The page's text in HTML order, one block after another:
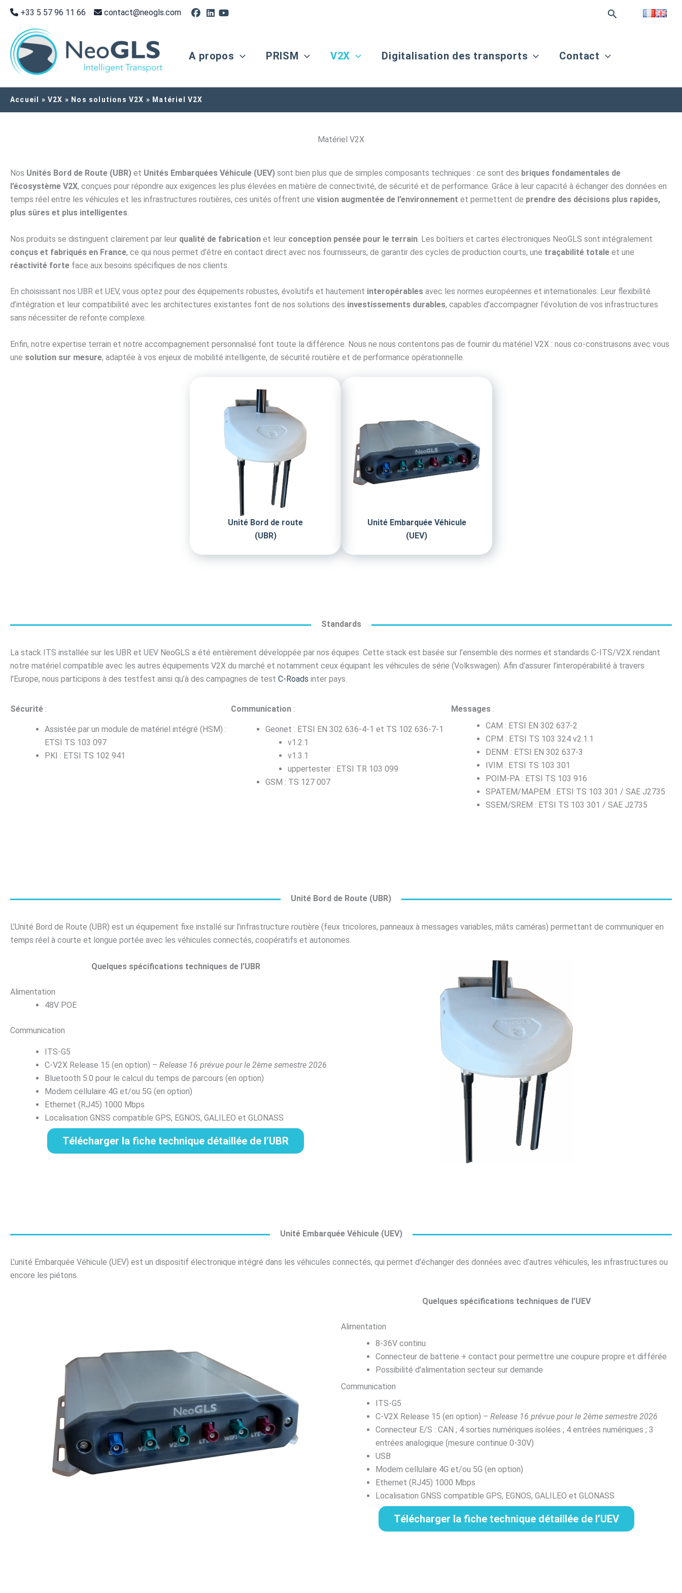
Aller
contenu
+33 5 57 96 11 66 contact@neogls.com Rechercher
A propos PRISM V2X Digitalisation des transports Contact
Accueil V2X Nos solutions V2X Matériel V2X
Matériel V2X
Nos Unités Bord de Route (UBR) et Unités Embarquées Véhicule (UEV) sont bien plus que de simples composants techniques : ce sont des briques fondamentales de
l’écosystème V2X, conçues pour répondre aux exigences les plus élevées en matière de connectivité, de sécurité et de performance. Grâce à leur capacité à échanger des données en
temps réel entre les véhicules et les infrastructures routières, ces unités offrent une vision augmentée de l’environnement et permettent de prendre des décisions plus rapides,
plus sûres et plus intelligentes.
Nos produits se distinguent clairement par leur qualité de fabrication et leur conception pensée pour le terrain . Les boîtiers et cartes électroniques NeoGLS sont intégralement
conçus et fabriqués en France, ce qui nous permet d’être en contact direct avec nos fournisseurs, de garantir des cycles de production courts, une traçabilité totale et une
réactivité forte face aux besoins spécifiques de nos clients.
En choisissant nos UBR et UEV, vous optez pour des équipements robustes, évolutifs et hautement interopérables avec les normes européennes et internationales. Leur flexibilité
d’intégration et leur compatibilité avec les architectures existantes font de nos solutions des investissements durables, capables d’accompagner l’évolution de vos infrastructures
sans nécessiter de refonte complexe.
Enfin, notre expertise terrain et notre accompagnement personnalisé font toute la différence. Nous ne nous contentons pas de fournir du matériel V2X : nous co-construisons avec vous
une solution sur mesure, adaptée à vos enjeux de mobilité intelligente, de sécurité routière et de performance opérationnelle.
Unité Bord de route
(UBR)
Unité Embarquée Véhicule
(UEV)
Standards
La stack ITS installée sur les UBR et UEV NeoGLS a été entièrement développée par nos équipes. Cette stack est basée sur l’ensemble des normes et standards C-ITS/V2X rendant
notre matériel compatible avec les autres équipements V2X du marché et notamment ceux équipant les véhicules de série (Volkswagen). Afin d’assurer l’interopérabilité à travers
l’Europe, nous participons à des testfest ainsi qu’à des campagnes de test C-Roads inter pays.
Sécurité :
Assistée par un module de matériel intégré (HSM) :
ETSI TS 103 097
PKI : ETSI TS 102 941
Communication:
Geonet : ETSI EN 302 636-4-1 et TS 102 636-7-1
v1.2.1
v1.3.1
uppertester : ETSI TR 103 099
GSM : TS 127 007
Messages :
CAM : ETSI EN 302 637-2
CPM : ETSI TS 103 324 v2.1.1
DENM : ETSI EN 302 637-3
IVIM : ETSI TS 103 301
POIM-PA : ETSI TS 103 916
SPATEM/MAPEM : ETSI TS 103 301 / SAE J2735
SSEM/SREM : ETSI TS 103 301 / SAE J2735
Unité Bord de Route (UBR)
L’Unité Bord de Route (UBR) est un équipement fixe installé sur l’infrastructure routière (feux tricolores, panneaux à messages variables, mâts caméras) permettant de communiquer en
temps réel à courte et longue portée avec les véhicules connectés, coopératifs et autonomes.
Quelques spécifications techniques de l’UBR
Alimentation
48V POE
Communication
ITS-G5
C-V2X Release 15 (en option) – Release 16 prévue pour le 2ème semestre 2026
Bluetooth 5.0 pour le calcul du temps de parcours (en option)
Modem cellulaire 4G et/ou 5G (en option)
Ethernet (RJ45) 1000 Mbps
Localisation GNSS compatible GPS, EGNOS, GALILEO et GLONASS
Télécharger la fiche technique détaillée de l’UBR
Unité Embarquée Véhicule (UEV)
L’unité Embarquée Véhicule (UEV) est un dispositif électronique intégré dans les véhicules connectés, qui permet d’échanger des données avec d’autres véhicules, les infrastructures ou
encore les piétons.
Quelques spécifications techniques de l’UEV
Alimentation
8-36V continu
Connecteur de batterie + contact pour permettre une coupure propre et différée
Possibilité d’alimentation secteur sur demande
Communication
ITS-G5
C-V2X Release 15 (en option) – Release 16 prévue pour le 2ème semestre 2026
Connecteur E/S : CAN ; 4 sorties numériques isolées ; 4 entrées numériques ; 3
entrées analogique (mesure continue 0-30V)
USB
Modem cellulaire 4G et/ou 5G (en option)
Ethernet (RJ45) 1000 Mbps
Localisation GNSS compatible GPS, EGNOS, GALILEO et GLONASS
Télécharger la fiche technique détaillée de l’UEV